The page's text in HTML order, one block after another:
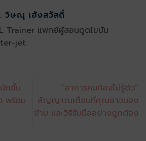
วิษณุ เฮ้งสวัสดิ์
Trainer แพทย์ผู้สอนดูดไขมัน
jet
กขึ้น
พร้อม
“อาการคนท้องไม่รู้ตัว”
สัญญาณเตือนที่คุณอาจมอง
ข้าม และวิธีรับมืออย่างถูกต้อง